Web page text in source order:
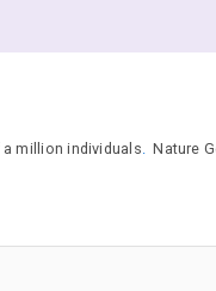
million individuals. Nature